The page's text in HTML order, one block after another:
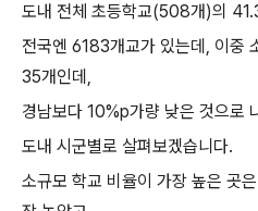
도내 전체 초등학교(508개)의
전국엔 6183개교가 있는데 , 이중
35개인데 ,
경남보다 10%p가량 낮은 것으로
도내 시군별로 살펴보겠습니다.
소규모 학교 비율이 가장 높은 곳